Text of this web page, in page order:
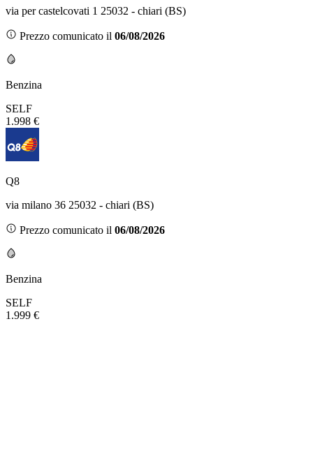
via per castelcovati 1 25032 - chiari (BS)
Prezzo comunicato il 06/08/2026
Benzina
SELF
1.998 €
Q8
via milano 36 25032 - chiari (BS)
Prezzo comunicato il 06/08/2026
Benzina
SELF
1.999 €